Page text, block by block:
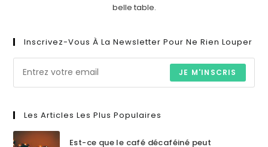
belle table.
Inscrivez-Vous À La Newsletter Pour Ne Rien Louper
JE M'INSCRIS
Les Articles Les Plus Populaires
Est-ce que le café décaféiné peut